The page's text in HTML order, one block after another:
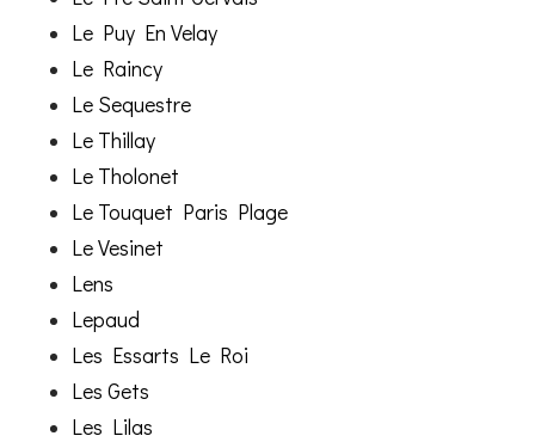
Le Puy En Velay
Le Raincy
Le Sequestre
Le Thillay
Le Tholonet
Le Touquet Paris Plage
Le Vesinet
Lens
Lepaud
Les Essarts Le Roi
Les Gets
Les Lilas